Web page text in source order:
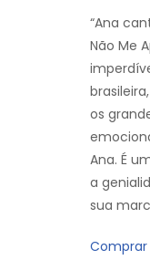
“Ana
Não Me
os
Ana. É
a
sua
Comprar